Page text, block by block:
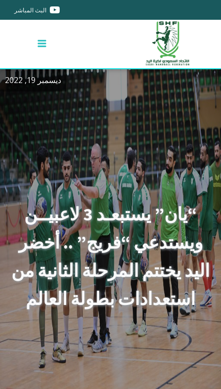
البث المباشر
ديسمبر 19, 2022
“يان” يستبعـد 3 لاعبيــن
ويستدعي “فريج” .. أخضر
اليد يختتم المرحلة الثانية من
استعدادات بطولة العالم